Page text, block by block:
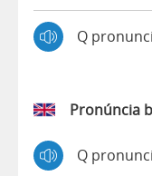
Q
Pronúncia
Q